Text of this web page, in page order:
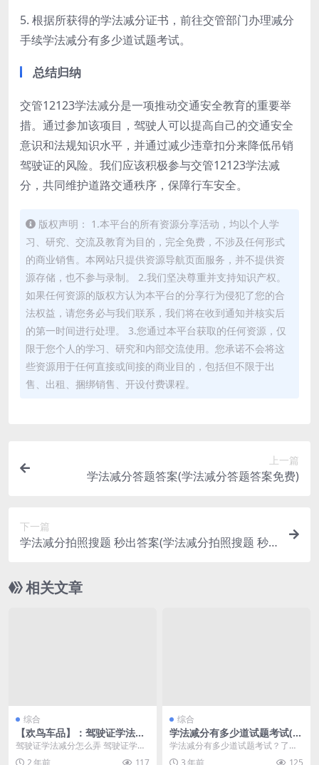
5. 根据所获得的学法减分证书，前往交管部门办理减分
手续学法减分有多少道试题考试。
总结归纳
交管12123学法减分是一项推动交通安全教育的重要举
措。通过参加该项目，驾驶人可以提高自己的交通安全
意识和法规知识水平，并通过减少违章扣分来降低吊销
驾驶证的风险。我们应该积极参与交管12123学法减
分，共同维护道路交通秩序，保障行车安全。
版权声明： 1.本平台的所有资源分享活动，均以个人学
习、研究、交流及教育为目的，完全免费，不涉及任何形式
的商业销售。本网站只提供资源导航页面服务，并不提供资
源存储，也不参与录制。 2.我们坚决尊重并支持知识产权。
如果任何资源的版权方认为本平台的分享行为侵犯了您的合
法权益，请您务必与我们联系，我们将在收到通知并核实后
的第一时间进行处理。 3.您通过本平台获取的任何资源，仅
限于您个人的学习、研究和内部交流使用。您承诺不会将这
些资源用于任何直接或间接的商业目的，包括但不限于出
售、出租、捆绑销售、开设付费课程。
上一篇
学法减分答题答案(学法减分答题答案免费)
下一篇
学法减分拍照搜题 秒出答案(学法减分拍照搜题 秒
相关文章
综合
【欢鸟车品】：驾驶证学法减
分怎么弄(学法减分怎么减驾驶
证的分)
驾驶证学法减分怎么弄 驾驶证学法
减分是驾驶人在交通安全法规学习
综合
学法减分有多少道试题考试(学
法减分去哪里考试)
学法减分有多少道试题考试？了解
一下驾驶证学法减分规则 学法减分